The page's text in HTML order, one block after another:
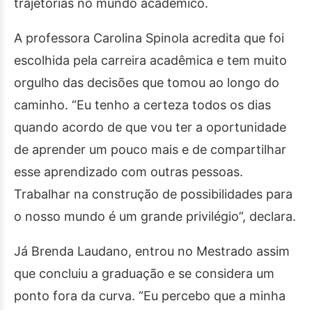
trajetórias no mundo acadêmico.
A professora Carolina Spinola acredita que foi
escolhida pela carreira acadêmica e tem muito
orgulho das decisões que tomou ao longo do
caminho. “Eu tenho a certeza todos os dias
quando acordo de que vou ter a oportunidade
de aprender um pouco mais e de compartilhar
esse aprendizado com outras pessoas.
Trabalhar na construção de possibilidades para
o nosso mundo é um grande privilégio”, declara.
Já Brenda Laudano, entrou no Mestrado assim
que concluiu a graduação e se considera um
ponto fora da curva. “Eu percebo que a minha